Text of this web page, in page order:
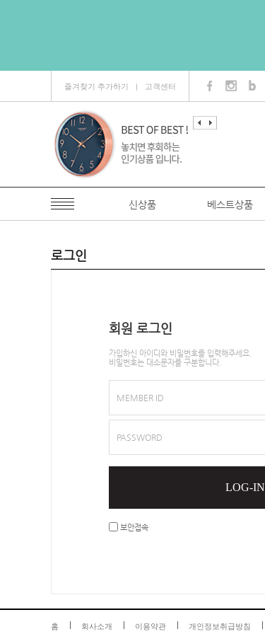
즐겨찾기 추가하기 ㅣ 고객센터
신상품 베스트상품
로그인
회원 로그인
가입하신 아이디와 비밀번호를 입력해주세요.
비밀번호는 대소문자를 구분합니다.
MEMBER ID
PASSWORD
LOG-IN
보안접속
홈 회사소개 이용약관 개인정보취급방침